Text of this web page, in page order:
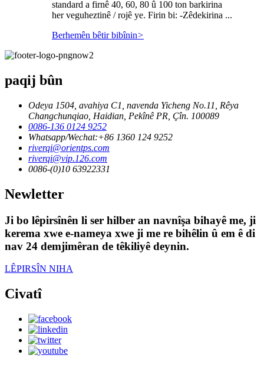
standard a firnê 40, 60, 80 û 100 ton barkirina
her veguheztinê / rojê ye. Firin bi: -Zêdekirina ...
Berhemên bêtir bibînin>
paqij bûn
Odeya 1504, avahiya C1, navenda Yicheng No.11, Rêya
Changchunqiao, Haidian, Pekînê PR, Çîn. 100089
0086-136 0124 9252
Whatsapp/Wechat:+86 1360 124 9252
riverqi@orientps.com
riverqi@vip.126.com
0086-(0)10 63922331
Newletter
Ji bo lêpirsînên li ser hilber an navnîşa bihayê me, ji
kerema xwe e-nameya xwe ji me re bihêlin û em ê di
nav 24 demjimêran de têkiliyê deynin.
LÊPIRSÎN NIHA
Civatî